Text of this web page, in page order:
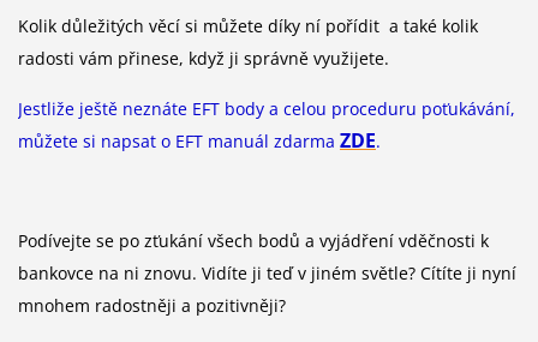
Kolik důležitých věcí si můžete díky ní pořídit a také kolik
radosti vám přinese, když ji správně využijete.
Jestliže ještě neznáte EFT body a celou proceduru poťukávání,
můžete si napsat o EFT manuál zdarma ZDE.
Podívejte se po zťukání všech bodů a vyjádření vděčnosti k
bankovce na ni znovu. Vidíte ji teď v jiném světle? Cítíte ji nyní
mnohem radostněji a pozitivněji?